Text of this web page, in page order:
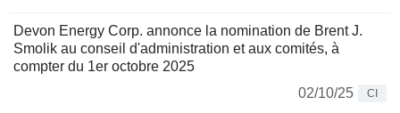
Devon Energy Corp. annonce la nomination de Brent J.
Smolik au conseil d'administration et aux comités, à
compter du 1er octobre 2025
02/10/25
CI